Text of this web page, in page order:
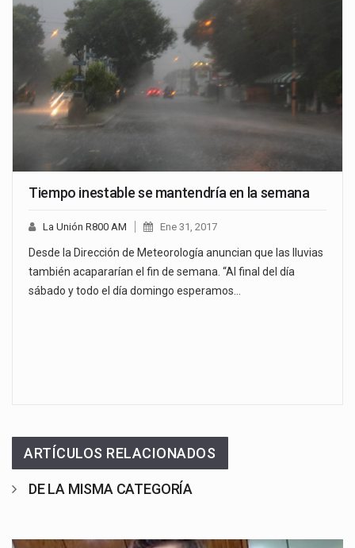
Tiempo inestable se mantendría en la semana
La Unión R800 AM Ene 31, 2017
Desde la Dirección de Meteorología anuncian que las lluvias
también acapararían el fin de semana. “Al final del día
sábado y todo el día domingo esperamos…
ARTÍCULOS RELACIONADOS
DE LA MISMA CATEGORÍA